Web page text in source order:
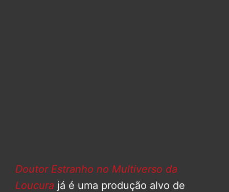
Doutor Estranho no Multiverso da
Loucura já é uma produção alvo de